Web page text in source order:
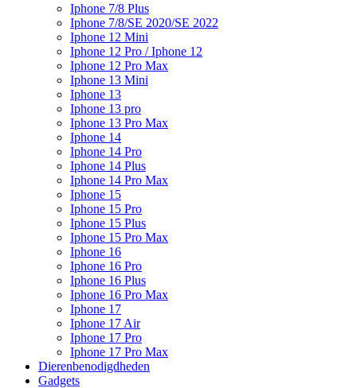
Iphone 7/8 Plus
Iphone 7/8/SE 2020/SE 2022
Iphone 12 Mini
Iphone 12 Pro / Iphone 12
Iphone 12 Pro Max
Iphone 13 Mini
Iphone 13
Iphone 13 pro
Iphone 13 Pro Max
Iphone 14
Iphone 14 Pro
Iphone 14 Plus
Iphone 14 Pro Max
Iphone 15
Iphone 15 Pro
Iphone 15 Plus
Iphone 15 Pro Max
Iphone 16
Iphone 16 Pro
Iphone 16 Plus
Iphone 16 Pro Max
Iphone 17
Iphone 17 Air
Iphone 17 Pro
Iphone 17 Pro Max
Dierenbenodigdheden
Gadgets